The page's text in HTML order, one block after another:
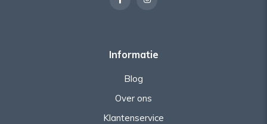
Informatie
Blog
Over ons
Klantenservice